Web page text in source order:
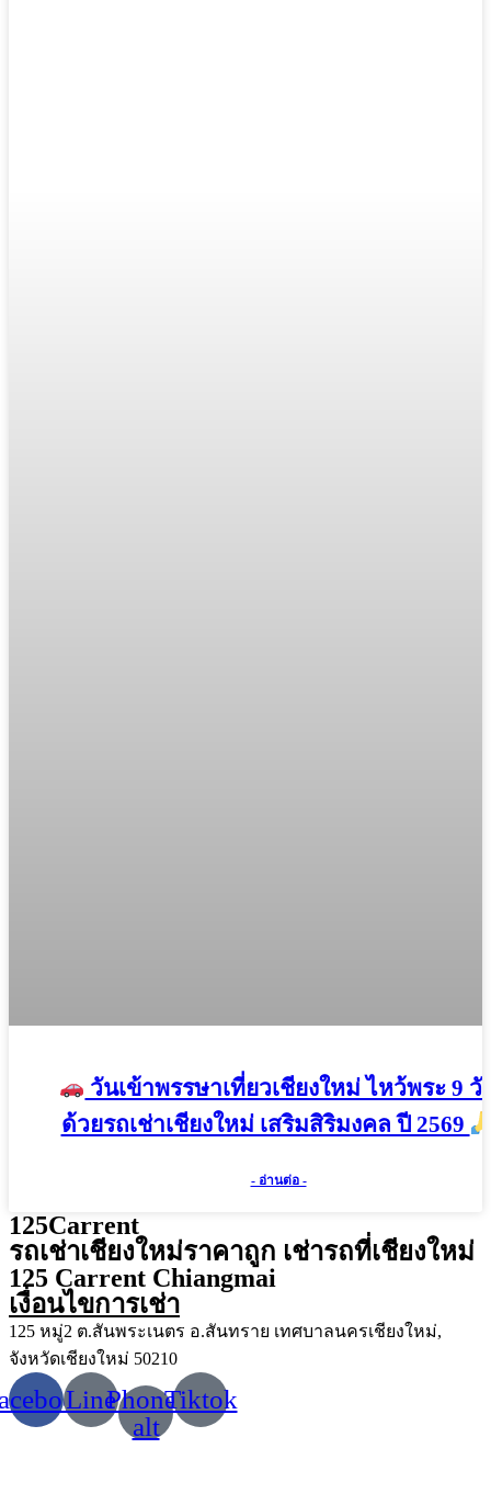
วันเข้าพรรษาเที่ยวเชียงใหม่ ไหว้พระ 9 วั
ด้วยรถเช่าเชียงใหม่ เสริมสิริมงคล ปี 2569
- อ่านต่อ -
125Carrent
รถเช่าเชียงใหม่ราคาถูก เช่ารถที่เชียงใหม่
125 Carrent Chiangmai
เงื่อนไขการเช่า
125 หมู่2 ต.สันพระเนตร อ.สันทราย เทศบาลนครเชียงใหม่,
จังหวัดเชียงใหม่ 50210
LinePhone-
alt
Tiktok